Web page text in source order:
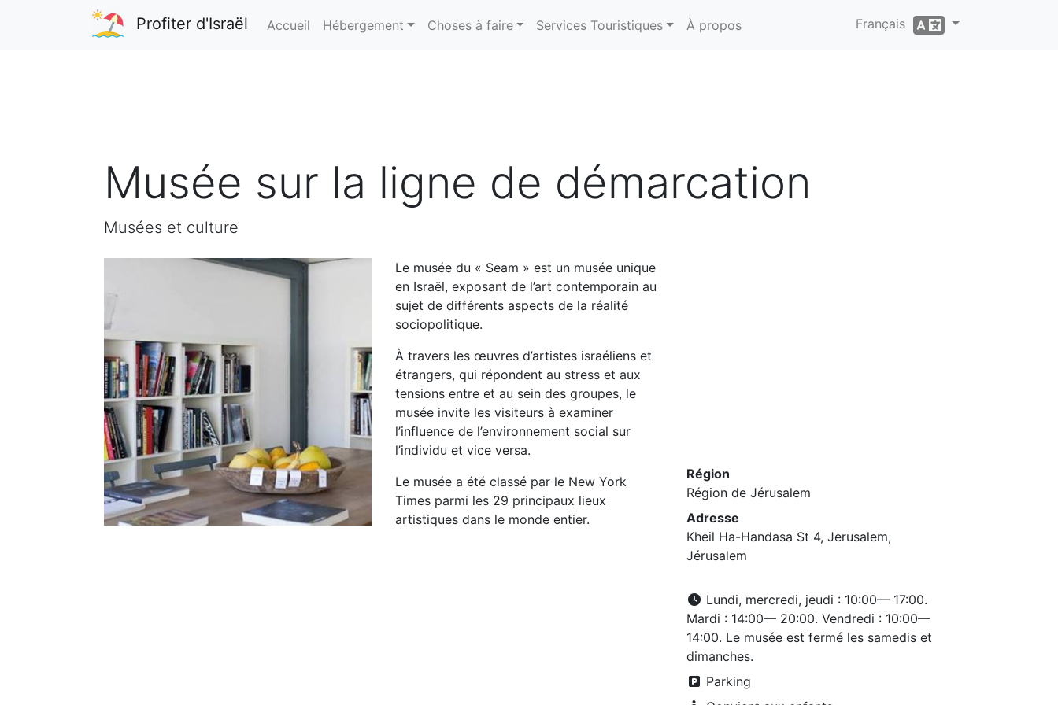
Profiter d'Israël Accueil Hébergement Choses à faire Services Touristiques À propos Français
Musée sur la ligne de démarcation
Musées et culture
Le musée du « Seam » est un musée unique
en Israël, exposant de l’art contemporain au
sujet de différents aspects de la réalité
sociopolitique.
À travers les œuvres d’artistes israéliens et
étrangers, qui répondent au stress et aux
tensions entre et au sein des groupes, le
musée invite les visiteurs à examiner
l’influence de l’environnement social sur
l’individu et vice versa.
Le musée a été classé par le New York
Times parmi les 29 principaux lieux
artistiques dans le monde entier.
Région
Région de Jérusalem
Adresse
Kheil Ha-Handasa St 4, Jerusalem,
Jérusalem
Lundi, mercredi, jeudi : 10:00— 17:00.
Mardi : 14:00— 20:00. Vendredi : 10:00—
14:00. Le musée est fermé les samedis et
dimanches.
Parking